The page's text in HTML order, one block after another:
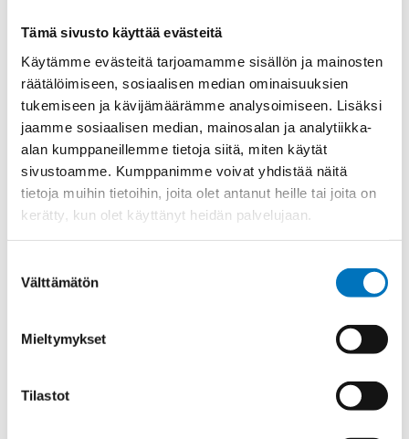
Tämä sivusto käyttää evästeitä
Käytämme evästeitä tarjoamamme sisällön ja mainosten
räätälöimiseen, sosiaalisen median ominaisuuksien
tukemiseen ja kävijämäärämme analysoimiseen. Lisäksi
jaamme sosiaalisen median, mainosalan ja analytiikka-
alan kumppaneillemme tietoja siitä, miten käytät
sivustoamme. Kumppanimme voivat yhdistää näitä
tietoja muihin tietoihin, joita olet antanut heille tai joita on
kerätty, kun olet käyttänyt heidän palvelujaan.
valinta
Välttämätön
Mieltymykset
Tilastot
Toimituskulut 35kg:n asti 25€.
Yli 35kg:n toimituskulut toteutuneiden kulujen mukaan.
Valmistaja
ILME S.p.A
Koko
size "21.21"
Materiaali
Metalli
Käyttölämpötila
'-40°C … +125°C
IP44 (IP66/IP67/IP69 with CKR
Lukitus
1 salpa
2 tappia
Läpivientikotelo
1